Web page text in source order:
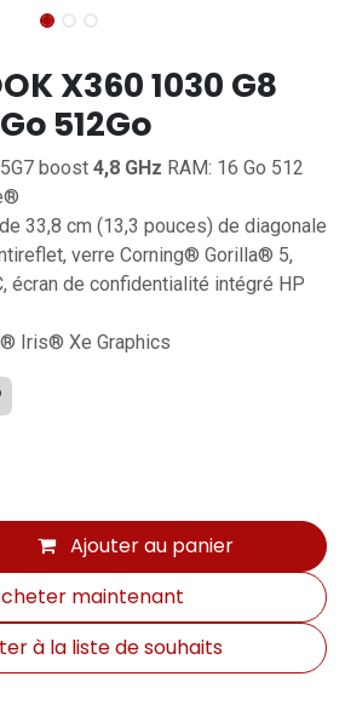
X360 1030 G8
512Go
boost 4,8 GHz RAM: 16 Go 512
33,8 cm (13,3 pouces) de diagonale
verre Corning® Gorilla® 5,
écran de confidentialité intégré HP
Iris® Xe Graphics
Ajouter au panier
maintenant
à la liste de souhaits